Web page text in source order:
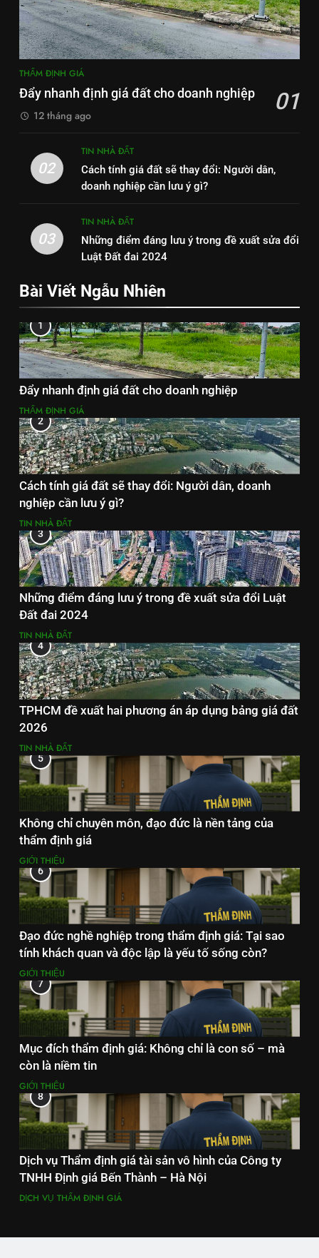
THẨM ĐỊNH GIÁ
Đẩy nhanh định giá đất cho doanh nghiệp 01
12 tháng ago
02
TIN NHÀ ĐẤT
Cách tính giá đất sẽ thay đổi: Người dân,
doanh nghiệp cần lưu ý gì?
03
TIN NHÀ ĐẤT
Những điểm đáng lưu ý trong đề xuất sửa đổi
Luật Đất đai 2024
Bài Viết Ngẫu Nhiên
1
Đẩy nhanh định giá đất cho doanh nghiệp
THẨM ĐỊNH GIÁ
2
Cách tính giá đất sẽ thay đổi: Người dân, doanh
nghiệp cần lưu ý gì?
TIN NHÀ ĐẤT
3
Những điểm đáng lưu ý trong đề xuất sửa đổi Luật
Đất đai 2024
TIN NHÀ ĐẤT
4
TPHCM đề xuất hai phương án áp dụng bảng giá đất
2026
TIN NHÀ ĐẤT
5
Không chỉ chuyên môn, đạo đức là nền tảng của
thẩm định giá
GIỚI THIỆU
6
Đạo đức nghề nghiệp trong thẩm định giá: Tại sao
tính khách quan và độc lập là yếu tố sống còn?
GIỚI THIỆU
7
Mục đích thẩm định giá: Không chỉ là con số – mà
còn là niềm tin
GIỚI THIỆU
8
Dịch vụ Thẩm định giá tài sản vô hình của Công ty
TNHH Định giá Bến Thành – Hà Nội
DỊCH VỤ THẨM ĐỊNH GIÁ